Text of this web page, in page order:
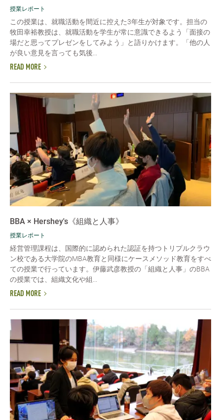
授業レポート
この授業は、就職活動を間近に控えた3年生が対象です。担当の
牧田幸裕教授は、就職活動を学生が常に意識できるよう「面接の
場だと思ってプレゼンをしてみよう」と語りかけます。「他の人
が良い意見を言っても気後...
READ MORE
BBA × Hershey's《組織と人事》
授業レポート
経営管理課程は、国際的に認められた認証を持つトリプルクラウ
ン校である大学院のMBA教育と同様にケースメソッド教育をすべ
ての授業で行っています。伊藤武彦教授の「組織と人事」のBBA
の授業では、組織文化や組...
READ MORE